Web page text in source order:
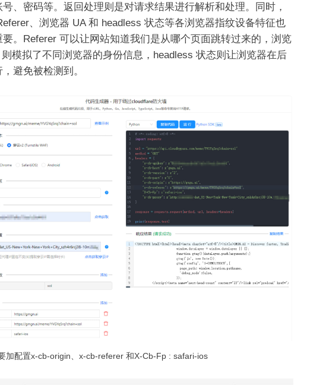
号、密码等。返回处理则是对请求结果进行解析和处理。同时，
、浏览器 UA 和 headless 状态等各浏览器指纹设备特征也
要。Referer 可以让网站知道我们是从哪个页面跳转过来的，浏览
模拟了不同浏览器的身份信息，headless 状态则让浏览器在后
避免被检测到。
加配置x-cb-origin、x-cb-referer 和X-Cb-Fp : safari-ios